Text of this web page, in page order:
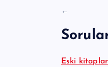
←
Eski